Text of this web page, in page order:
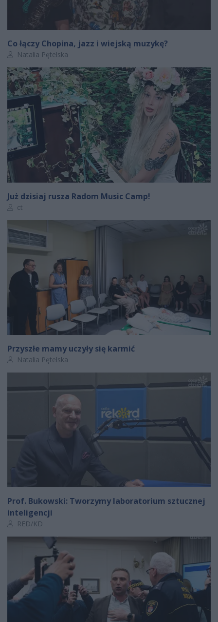
Co łączy Chopina, jazz i wiejską muzykę?
Autor artykułu:
Natalia Pętelska
Już dzisiaj rusza Radom Music Camp!
Autor artykułu:
ct
Przyszłe mamy uczyły się karmić
Autor artykułu:
Natalia Pętelska
Prof. Bukowski: Tworzymy laboratorium sztucznej
inteligencji
Autor artykułu:
RED/KD